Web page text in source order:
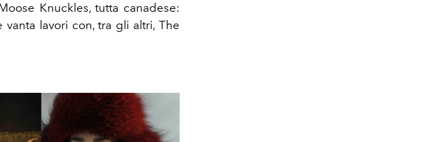
Knuckles, tutta canadese:
lavori con, tra gli altri, The